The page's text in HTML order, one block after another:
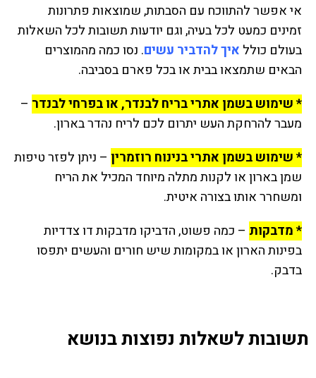
אי אפשר להתווכח עם הסבתות, שמוצאות פתרונות
זמינים כמעט לכל בעיה, וגם יודעות תשובות לכל השאלות
בעולם כולל איך להדביר עשים. נסו כמה מהמוצרים
הבאים שתמצאו בבית או בכל פארם בסביבה.
* שימוש בשמן אתרי בריח לבנדר, או בפרחי לבנדר –
מעבר להרחקת העש יתרום לכם לריח נהדר בארון.
* שימוש בשמן אתרי בנינוח רוזמרין – ניתן לפזר טיפות
שמן בארון או לקנות מתלה מיוחד המכיל את הריח
ומשחרר אותו בצורה איטית.
* מדבקות – כמה פשוט, הדביקו מדבקות דו צדדיות
בפינות הארון או במקומות שיש חורים והעשים יתפסו
בדבק.
תשובות לשאלות נפוצות בנושא